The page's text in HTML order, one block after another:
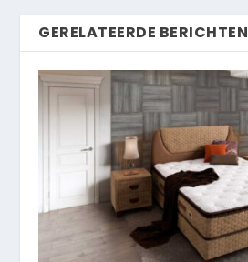
GERELATEERDE BERICHTEN